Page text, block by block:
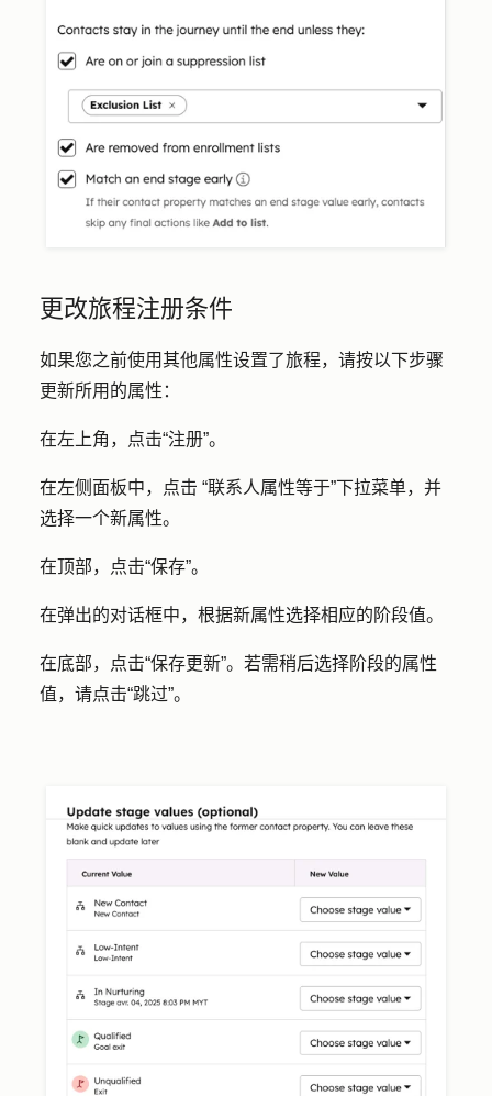
更改旅程注册条件
如果您之前使用其他属性设置了旅程，请按以下步骤
更新所用的属性：
在左上角，点击“注册”。
在左侧面板中，点击 “联系人属性等于”下拉菜单，并
选择一个新属性。
在顶部，点击“保存”。
在弹出的对话框中，根据新属性选择相应的 阶段值。
在底部，点击“保存更新”。若需稍后选择阶段的属性
值，请点击“跳过”。